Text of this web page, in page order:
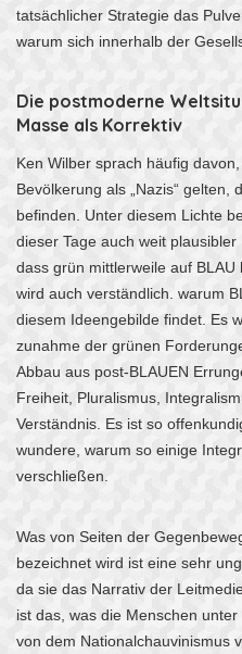
tatsächlicher Strategie das
warum sich innerhalb der
Die postmoderne
Masse als Korrektiv
Ken Wilber sprach häufig
Bevölkerung als „Nazis“ gelten,
befinden. Unter diesem Lichte
dieser Tage auch weit
dass grün mittlerweile auf
wird auch verständlich. warum
diesem Ideengebilde findet. Es
zunahme der grünen
Abbau aus post-BLAUEN
Freiheit, Pluralismus,
Verständnis. Es ist so
wundere, warum so einige
verschließen.
Was von Seiten der
bezeichnet wird ist eine sehr
da sie das Narrativ der
ist das, was die Menschen
von dem Nationalchauvinismus